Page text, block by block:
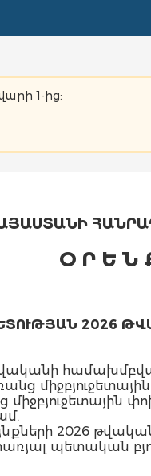
1-ից:
Օ Ր Ե Ն
2026
համախմբված
միջբյուջետային
2026 թվականի
պետական